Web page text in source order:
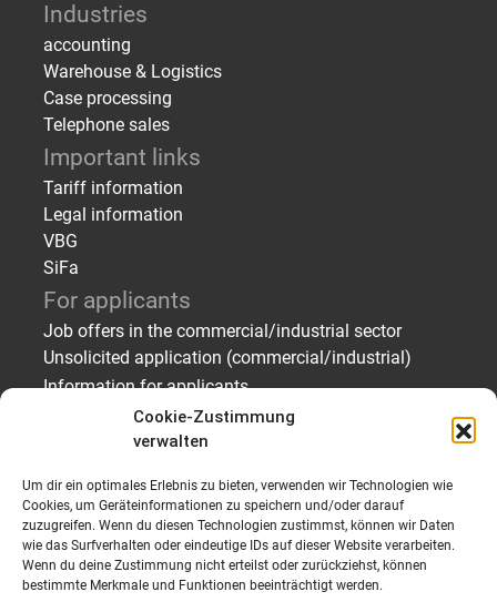
Cookie-Zustimmung
verwalten
Um dir ein optimales Erlebnis zu bieten, verwenden wir Technologien wie
Cookies, um Geräteinformationen zu speichern und/oder darauf
zuzugreifen. Wenn du diesen Technologien zustimmst, können wir Daten
wie das Surfverhalten oder eindeutige IDs auf dieser Website verarbeiten.
Wenn du deine Zustimmung nicht erteilst oder zurückziehst, können
bestimmte Merkmale und Funktionen beeinträchtigt werden.
Industries
accounting
Warehouse & Logistics
Case processing
Telephone sales
Important links
Tariff information
Legal information
VBG
SiFa
For applicants
Job offers in the commercial/industrial sector
Unsolicited application (commercial/industrial)
Information for applicants
For employers
Finding staff – temporary employment/placement
Finding staff – Applicant profiles
Send personnel request
About Us